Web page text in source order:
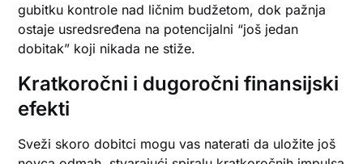
gubitku kontrole nad ličnim budžetom, dok pažnja
ostaje usredsređena na potencijalni “još jedan
dobitak” koji nikada ne stiže.
Kratkoročni i dugoročni finansijski
efekti
Sveži skoro dobitci mogu vas naterati da uložite još